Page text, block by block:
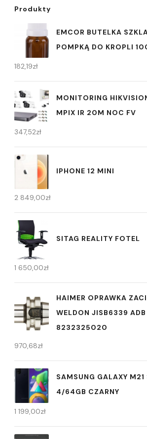
Produkty
EMCOR BUTELKA
POMPKĄ DO KROPLI
182,19zł
MONITORING
MPIX IR 20M NOC FV
347,52zł
IPHONE 12 MINI
2 849,00zł
SITAG REALITY FOTEL
1 650,00zł
HAIMER OPRAWKA
WELDON JISB6339
8232325020
970,68zł
SAMSUNG GALAXY
4/64GB CZARNY
1 199,00zł